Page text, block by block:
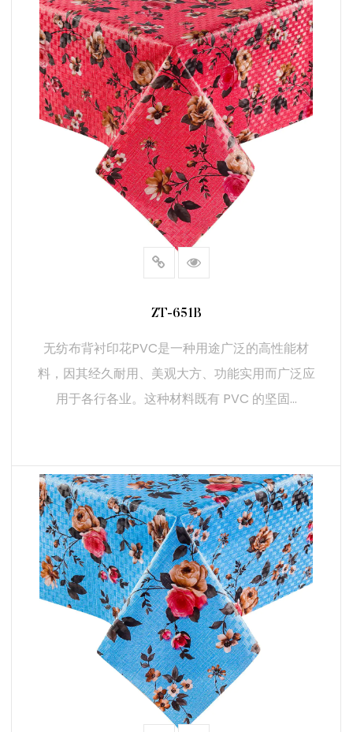
阅读更多
ZT-651B
无纺布背衬印花PVC是一种用途广泛的高性能材
料，因其经久耐用、美观大方、功能实用而广泛应
用于各行各业。这种材料既有 PVC 的坚固...
阅读更多